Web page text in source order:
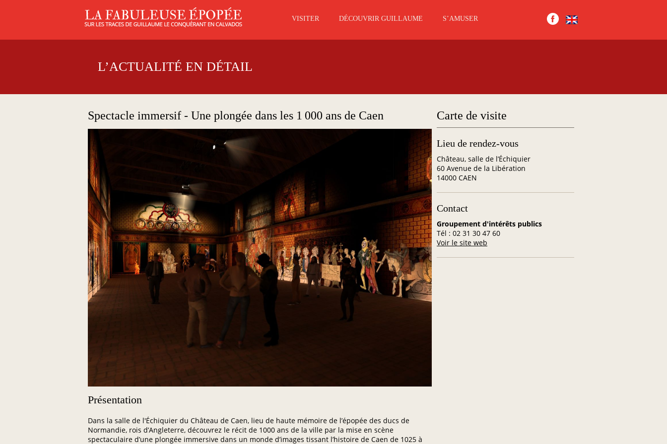
VISITER DÉCOUVRIR GUILLAUME S’AMUSER
L’ACTUALITÉ EN DÉTAIL
Spectacle immersif - Une plongée dans les 1 000 ans de Caen
Présentation
Dans la salle de l'Échiquier du Château de Caen, lieu de haute mémoire de l’épopée des ducs de
Normandie, rois d’Angleterre, découvrez le récit de 1000 ans de la ville par la mise en scène
spectaculaire d’une plongée immersive dans un monde d’images tissant l’histoire de Caen de 1025 à
Carte de visite
Lieu de rendez-vous
Château, salle de l’Échiquier
60 Avenue de la Libération
14000 CAEN
Contact
Groupement d'intérêts publics
Tél : 02 31 30 47 60
Voir le site web